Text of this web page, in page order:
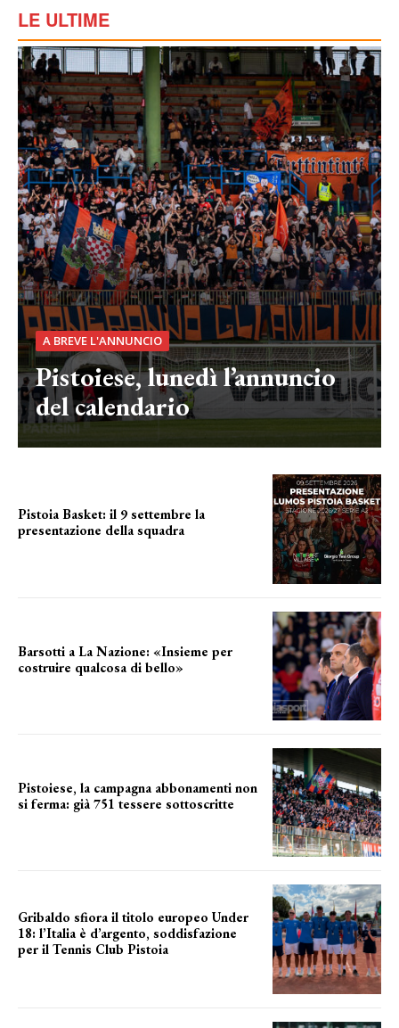
LE ULTIME
A BREVE L'ANNUNCIO
Pistoiese, lunedì l’annuncio
del calendario
Pistoia Basket: il 9 settembre la
presentazione della squadra
Barsotti a La Nazione: «Insieme per
costruire qualcosa di bello»
Pistoiese, la campagna abbonamenti non
si ferma: già 751 tessere sottoscritte
Gribaldo sfiora il titolo europeo Under
18: l’Italia è d’argento, soddisfazione
per il Tennis Club Pistoia